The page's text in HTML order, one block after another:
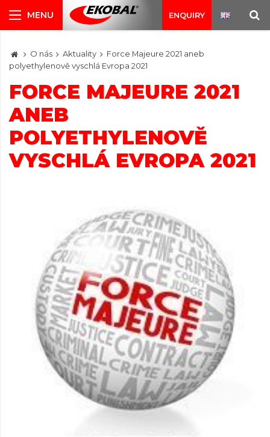
ENQUIRY
O nás Aktuality
Force Majeure 2021 aneb
polyethylenově vyschlá Evropa 2021
FORCE MAJEURE 2021
ANEB
POLYETHYLENOVĚ
VYSCHLÁ EVROPA 2021